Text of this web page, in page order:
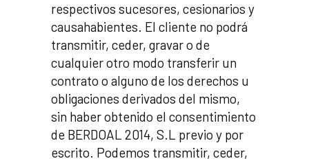
respectivos sucesores, cesionarios y
causahabientes. El cliente no podrá
transmitir, ceder, gravar o de
cualquier otro modo transferir un
contrato o alguno de los derechos u
obligaciones derivados del mismo,
sin haber obtenido el consentimiento
de BERDOAL 2014, S.L previo y por
escrito. Podemos transmitir, ceder,